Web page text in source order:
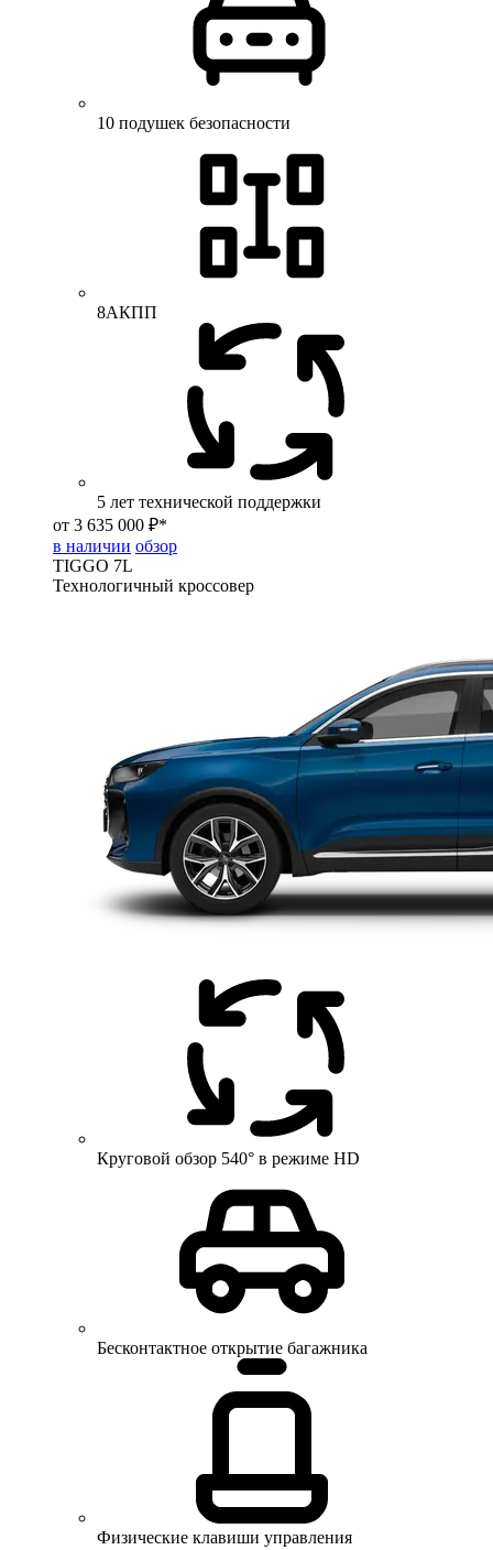
10 подушек безопасности
8АКПП
5 лет технической поддержки
от 3 635 000 ₽*
в наличии обзор
TIGGO 7L
Технологичный кроссовер
Круговой обзор 540° в режиме HD
Бесконтактное открытие багажника
Физические клавиши управления